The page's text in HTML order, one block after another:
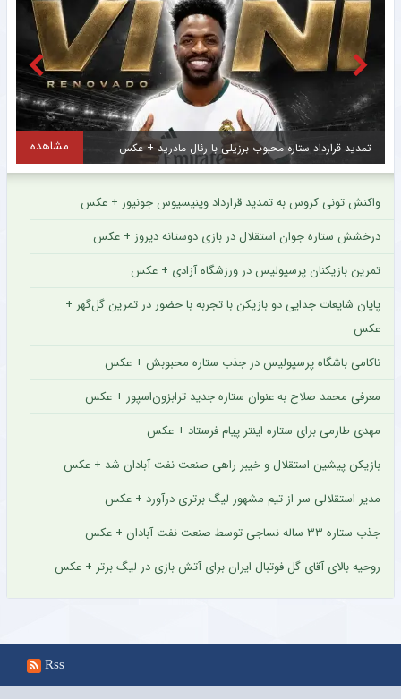
تمدید قرارداد ستاره محبوب برزیلی با رئال مادرید + عکس مشاهده
واکنش تونی کروس به تمدید قرارداد وینیسیوس جونیور + عکس
درخشش ستاره جوان استقلال در بازی دوستانه دیروز + عکس
تمرین بازیکنان پرسپولیس در ورزشگاه آزادی + عکس
پایان شایعات جدایی دو بازیکن با تجربه با حضور در تمرین گل‌گهر +
عکس
ناکامی باشگاه پرسپولیس در جذب ستاره محبوبش + عکس
معرفی محمد صلاح به عنوان ستاره جدید ترابزون‌اسپور + عکس
مهدی طارمی برای ستاره اینتر پیام فرستاد + عکس
بازیکن پیشین استقلال و خیبر راهی صنعت نفت آبادان شد + عکس
مدیر استقلالی سر از تیم مشهور لیگ برتری درآورد + عکس
جذب ستاره ۳۳ ساله نساجی توسط صنعت نفت آبادان + عکس
روحیه بالای آقای گل فوتبال ایران برای آتش بازی در لیگ برتر + عکس
Rss